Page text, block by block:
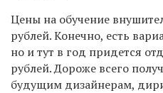
Цены на обучение
рублей. Конечно, есть
но и тут в год придется
рублей. Дороже всего
будущим дизайнерам,